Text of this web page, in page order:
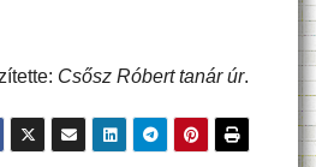
Csősz Róbert tanár úr.